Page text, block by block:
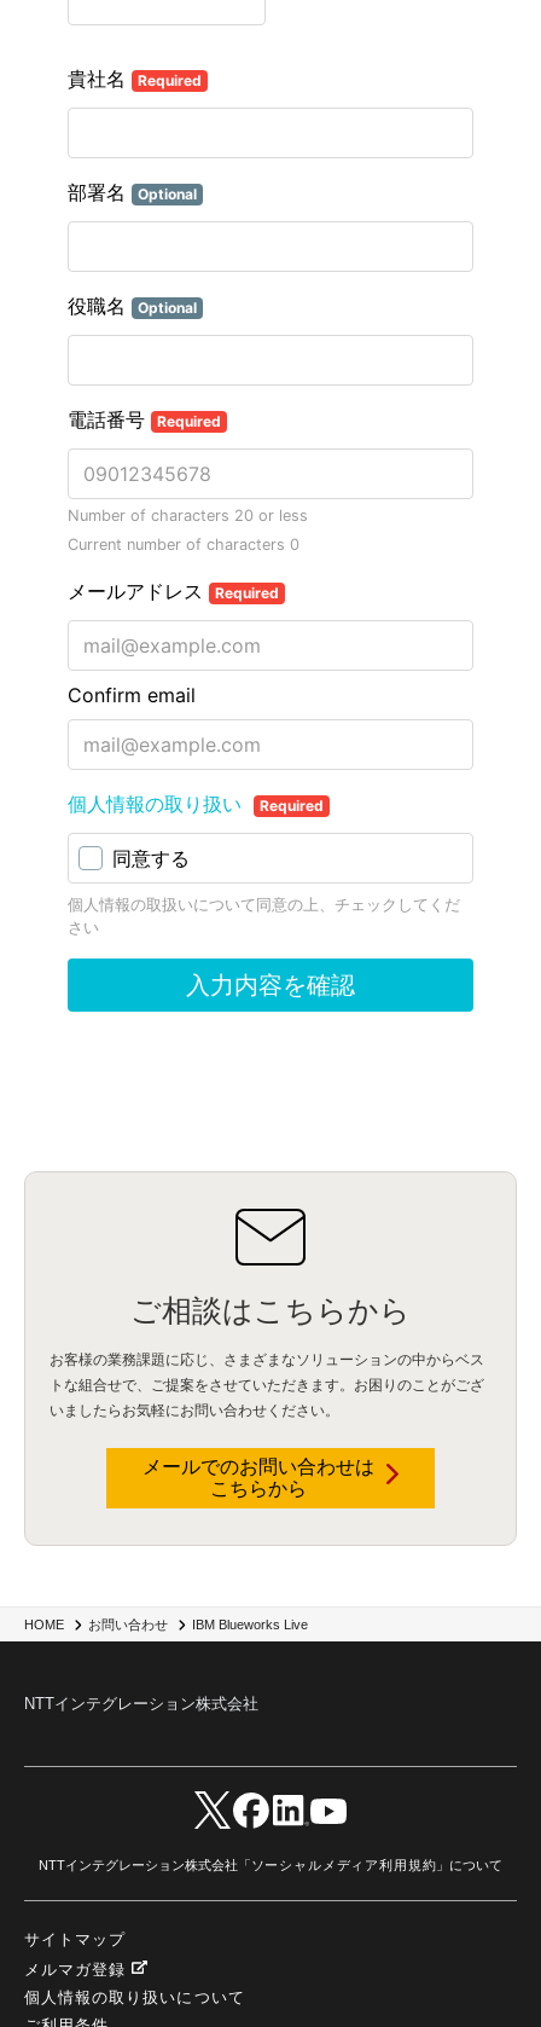
HOME お問い合わせ IBM Blueworks Live
ご相談はこちらから
お客様の業務課題に応じ、さまざまなソリューションの中からベス
トな組合せで、
ご提案をさせていただきます。お困りのことがござ
いましたらお気軽にお問い合わせください。
メールでのお問い合わせは
こちらから
NTTインテグレーション株式会社
NTTインテグレーション株式会社「ソーシャルメディア利用規約 」について
サイトマップ
メルマガ登録
個人情報の取り扱いについて